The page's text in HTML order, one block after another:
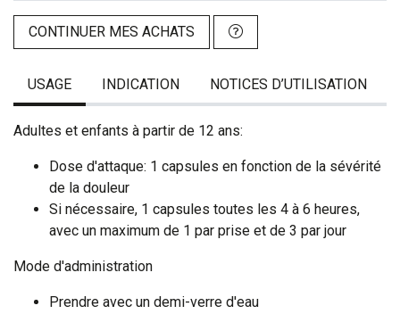
CONTINUER MES ACHATS
USAGE INDICATION NOTICES D’UTILISATION
Adultes et enfants à partir de 12 ans:
Dose d'attaque: 1 capsules en fonction de la sévérité
de la douleur
Si nécessaire, 1 capsules toutes les 4 à 6 heures,
avec un maximum de 1 par prise et de 3 par jour
Mode d'administration
Prendre avec un demi-verre d'eau